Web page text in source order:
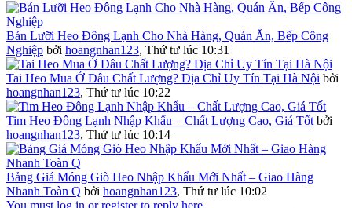
Bán Lưỡi Heo Đông Lạnh Cho Nhà Hàng, Quán Ăn, Bếp Công
Nghiệp bởi hoangnhan123, Thứ tư lúc 10:31
Tai Heo Mua Ở Đâu Chất Lượng? Địa Chỉ Uy Tín Tại Hà Nội bởi
hoangnhan123, Thứ tư lúc 10:22
Tim Heo Đông Lạnh Nhập Khẩu – Chất Lượng Cao, Giá Tốt bởi
hoangnhan123, Thứ tư lúc 10:14
Bảng Giá Móng Giò Heo Nhập Khẩu Mới Nhất – Giao Hàng
Nhanh Toàn Q bởi hoangnhan123, Thứ tư lúc 10:02
You must log in or register to reply here.